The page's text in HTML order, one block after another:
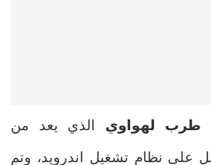
طرب لهواوي الذي يعد من
على نظام تشغيل اندرويد، وتم